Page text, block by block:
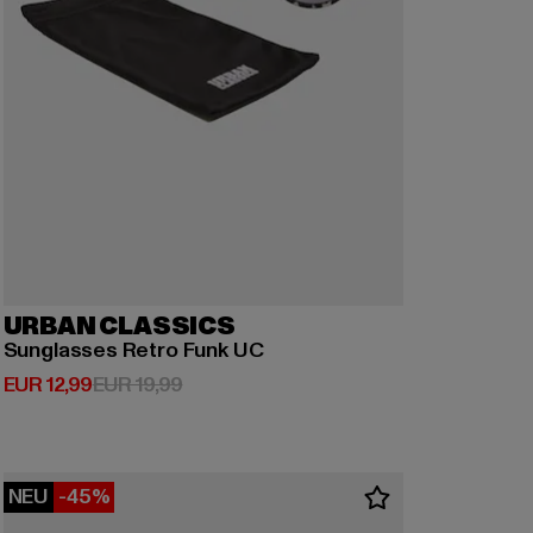
URBAN CLASSICS
Sunglasses Retro Funk UC
EUR 12,99
Derzeitiger Preis: EUR 12,99
EUR 19,99Aktionspreis: EUR 19,99
NEU -45%